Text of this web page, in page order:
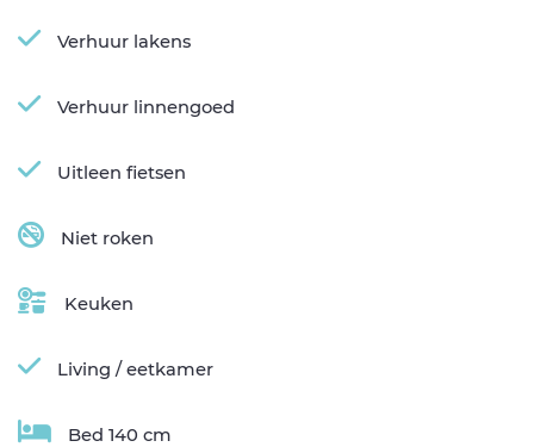
Verhuur lakens
Verhuur linnengoed
Uitleen fietsen
Niet roken
Keuken
Living / eetkamer
Bed 140 cm